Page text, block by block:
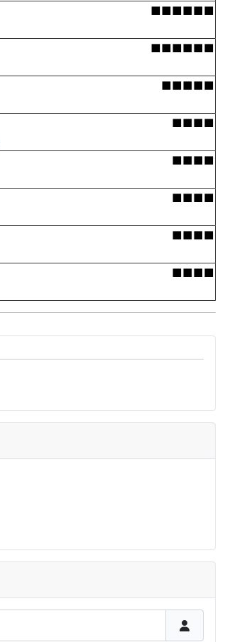
■■■■■■
■■■■■■
■■■■■
■■■■
■■■■
■■■■
■■■■
■■■■